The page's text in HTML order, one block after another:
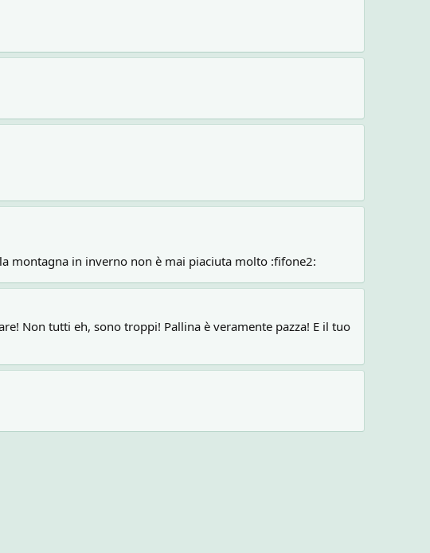
montagna in inverno non è mai piaciuta molto :fifone2:
Non tutti eh, sono troppi! Pallina è veramente pazza! E il tuo